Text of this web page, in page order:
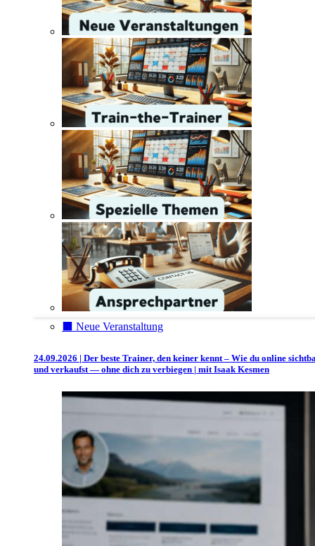
⬛️ Neue Veranstaltung
24.09.2026 | Der beste Trainer, den keiner kennt – Wie du online
und verkaufst — ohne dich zu verbiegen | mit Isaak Kesmen